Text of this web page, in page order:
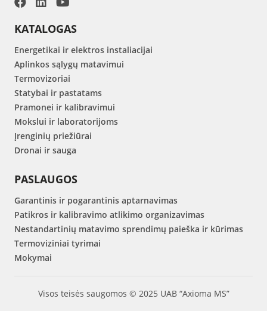
KATALOGAS
Energetikai ir elektros instaliacijai
Aplinkos sąlygų matavimui
Termovizoriai
Statybai ir pastatams
Pramonei ir kalibravimui
Mokslui ir laboratorijoms
Įrenginių priežiūrai
Dronai ir sauga
PASLAUGOS
Garantinis ir pogarantinis aptarnavimas
Patikros ir kalibravimo atlikimo organizavimas
Nestandartinių matavimo sprendimų paieška ir kūrimas
Termoviziniai tyrimai
Mokymai
Visos teisės saugomos © 2025 UAB “Axioma MS”